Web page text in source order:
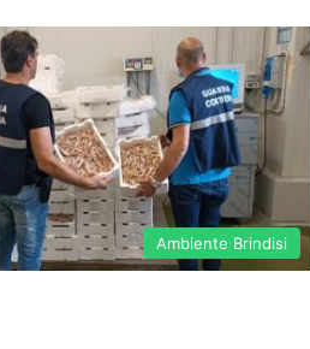
Ambiente Brindisi